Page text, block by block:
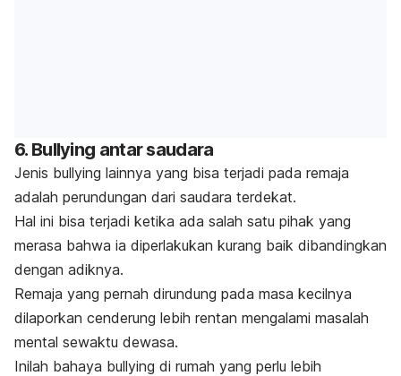
6. Bullying antar saudara
Jenis bullying lainnya yang bisa terjadi pada remaja
adalah perundungan dari saudara terdekat.
Hal ini bisa terjadi ketika ada salah satu pihak yang
merasa bahwa ia diperlakukan kurang baik dibandingkan
dengan adiknya.
Remaja yang pernah dirundung pada masa kecilnya
dilaporkan cenderung lebih rentan mengalami masalah
mental sewaktu dewasa.
Inilah bahaya bullying di rumah yang perlu lebih